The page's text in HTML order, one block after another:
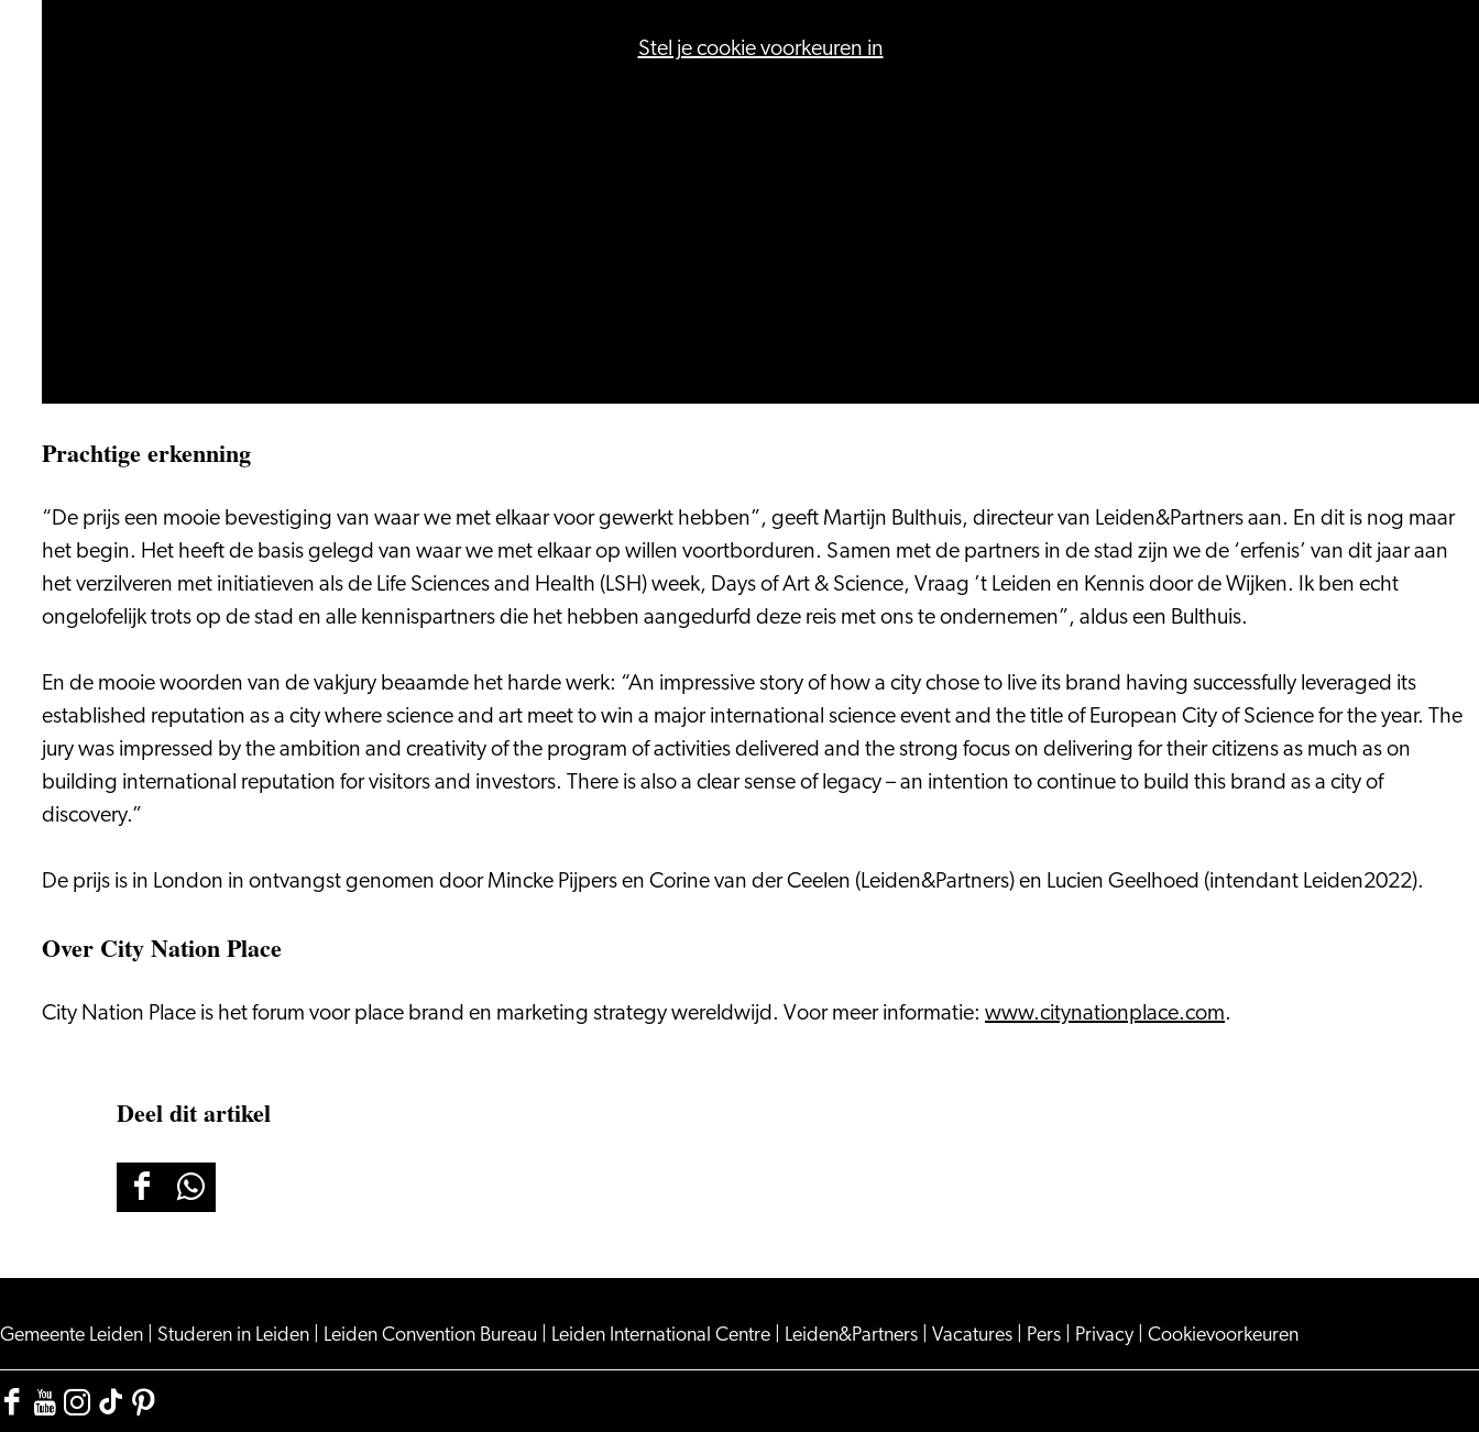
Stel je cookie voorkeuren in
Prachtige erkenning
“De prijs een mooie bevestiging van waar we met elkaar voor gewerkt hebben”, geeft Martijn Bulthuis, directeur van Leiden&Partners aan. En dit is nog maar
het begin. Het heeft de basis gelegd van waar we met elkaar op willen voortborduren. Samen met de partners in de stad zijn we de ‘erfenis’ van dit jaar aan
het verzilveren met initiatieven als de Life Sciences and Health (LSH) week, Days of Art & Science, Vraag ’t Leiden en Kennis door de Wijken. Ik ben echt
ongelofelijk trots op de stad en alle kennispartners die het hebben aangedurfd deze reis met ons te ondernemen”, aldus een Bulthuis.
En de mooie woorden van de vakjury beaamde het harde werk: “An impressive story of how a city chose to live its brand having successfully leveraged its
established reputation as a city where science and art meet to win a major international science event and the title of European City of Science for the year. The
jury was impressed by the ambition and creativity of the program of activities delivered and the strong focus on delivering for their citizens as much as on
building international reputation for visitors and investors. There is also a clear sense of legacy – an intention to continue to build this brand as a city of
discovery.”
De prijs is in London in ontvangst genomen door Mincke Pijpers en Corine van der Ceelen (Leiden&Partners) en Lucien Geelhoed (intendant Leiden2022).
Over City Nation Place
City Nation Place is het forum voor place brand en marketing strategy wereldwijd. Voor meer informatie: www.citynationplace.com.
Deel dit artikel
Deel
Facebook
Deel
WhatsApp
Gemeente Leiden Studeren in Leiden Leiden Convention Bureau Leiden International Centre Leiden&Partners Vacatures Pers Privacy Cookievoorkeuren
Facebook
YouTube
Instagram
TikTok